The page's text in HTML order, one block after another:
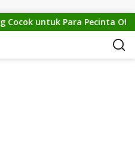
untuk Para Pecinta Off-Road